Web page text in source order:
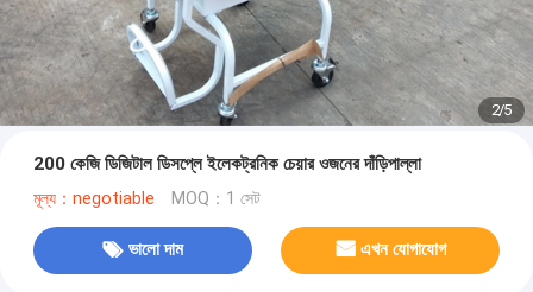
2/5
200 কেজি ডিজিটাল ডিসপ্লে ইলেকট্রনিক চেয়ার ওজনের দাঁড়িপাল্লা
মূল্য：negotiable MOQ：1 সেট
ভালো দাম এখন যোগাযোগ